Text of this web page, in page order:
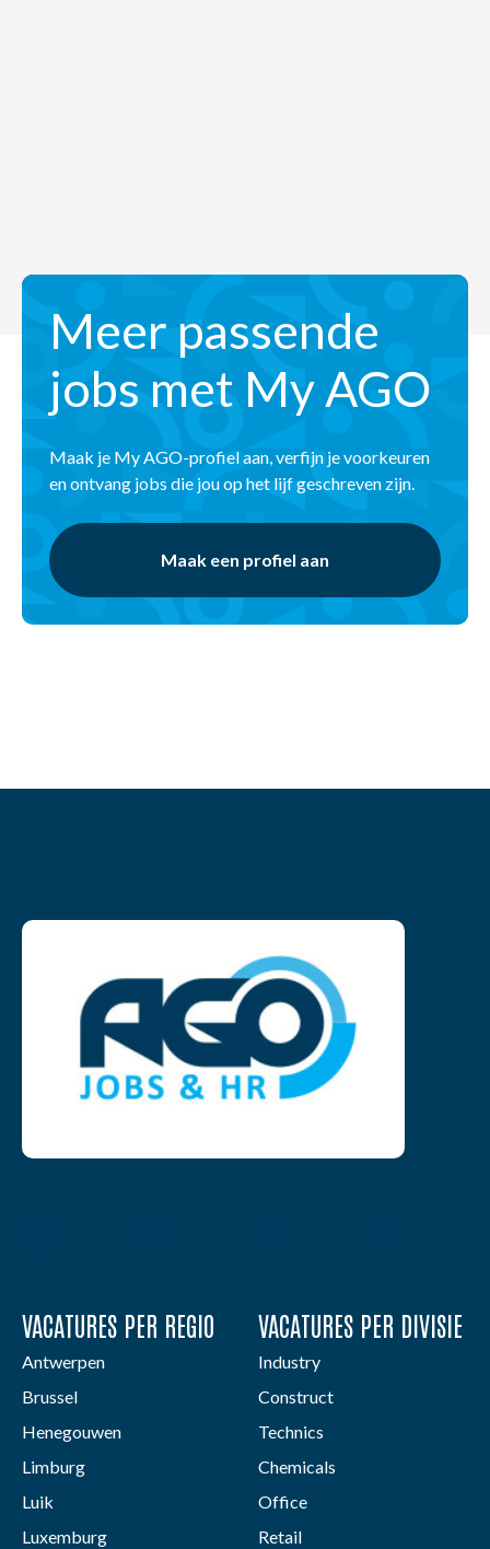
Meer passende
jobs met My AGO
Maak je My AGO-profiel aan, verfijn je voorkeuren
en ontvang jobs die jou op het lijf geschreven zijn.
Maak een profiel aan
VACATURES PER REGIO
Antwerpen
Brussel
Henegouwen
Limburg
Luik
Luxemburg
VACATURES PER DIVISIE
Industry
Construct
Technics
Chemicals
Office
Retail